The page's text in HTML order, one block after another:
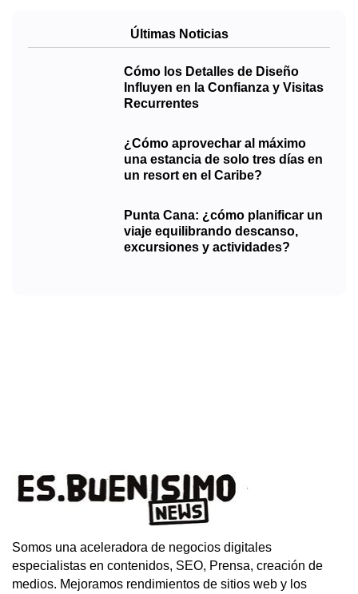
Últimas Noticias
Cómo los Detalles de Diseño
Influyen en la Confianza y Visitas
Recurrentes
¿Cómo aprovechar al máximo
una estancia de solo tres días en
un resort en el Caribe?
Punta Cana: ¿cómo planificar un
viaje equilibrando descanso,
excursiones y actividades?
Somos una aceleradora de negocios digitales
especialistas en contenidos, SEO, Prensa, creación de
medios. Mejoramos rendimientos de sitios web y los